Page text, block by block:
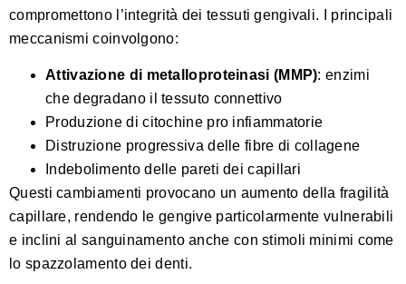
compromettono l’integrità dei tessuti gengivali. I principali
meccanismi coinvolgono:
Attivazione di metalloproteinasi (MMP): enzimi
che degradano il tessuto connettivo
Produzione di citochine pro infiammatorie
Distruzione progressiva delle fibre di collagene
Indebolimento delle pareti dei capillari
Questi cambiamenti provocano un aumento della fragilità
capillare, rendendo le gengive particolarmente vulnerabili
e inclini al sanguinamento anche con stimoli minimi come
lo spazzolamento dei denti.